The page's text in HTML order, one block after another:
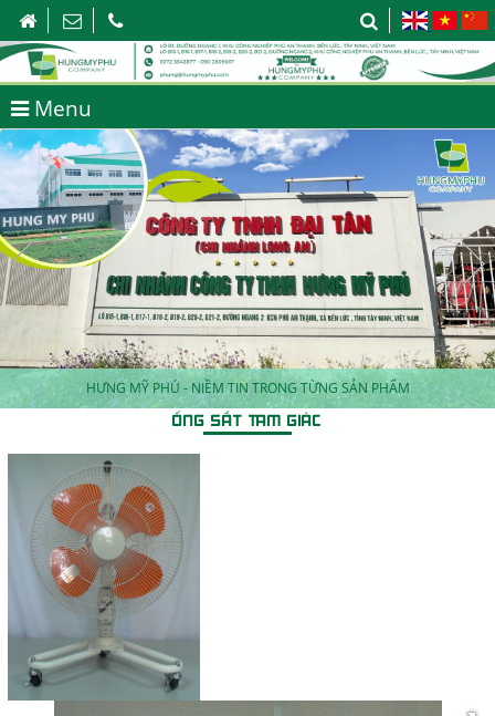
Menu
HƯNG MỸ PHÚ - GIA CÔNG CƠ KHÍ TỔNG HỢP
HƯNG MỸ PHÚ - NIỀM TIN TRONG TỪNG SẢN PHẨM
ỐNG SẮT TAM GIÁC